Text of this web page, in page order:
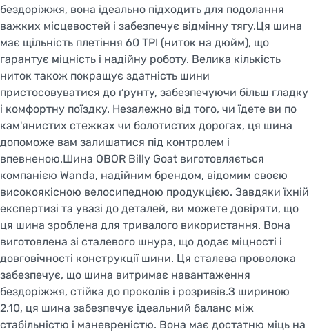
бездоріжжя, вона ідеально підходить для подолання
важких місцевостей і забезпечує відмінну тягу.Ця шина
має щільність плетіння 60 TPI (ниток на дюйм), що
гарантує міцність і надійну роботу. Велика кількість
ниток також покращує здатність шини
пристосовуватися до ґрунту, забезпечуючи більш гладку
і комфортну поїздку. Незалежно від того, чи їдете ви по
кам'янистих стежках чи болотистих дорогах, ця шина
допоможе вам залишатися під контролем і
впевненою.Шина OBOR Billy Goat виготовляється
компанією Wanda, надійним брендом, відомим своєю
високоякісною велосипедною продукцією. Завдяки їхній
експертизі та увазі до деталей, ви можете довіряти, що
ця шина зроблена для тривалого використання. Вона
виготовлена зі сталевого шнура, що додає міцності і
довговічності конструкції шини. Ця сталева проволока
забезпечує, що шина витримає навантаження
бездоріжжя, стійка до проколів і розривів.З шириною
2.10, ця шина забезпечує ідеальний баланс між
стабільністю і маневреністю. Вона має достатню міць на